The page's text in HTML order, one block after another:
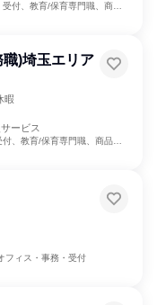
、教育/保育専門職、商品企画
)埼玉エリア
暇
ービス
教育/保育専門職、商品企画
フィス・事務・受付